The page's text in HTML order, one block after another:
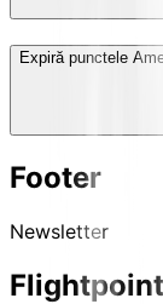
Expiră punctele
Footer
Newsletter